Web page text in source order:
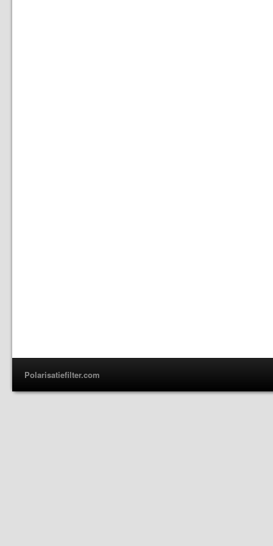
Polarisatiefilter.com